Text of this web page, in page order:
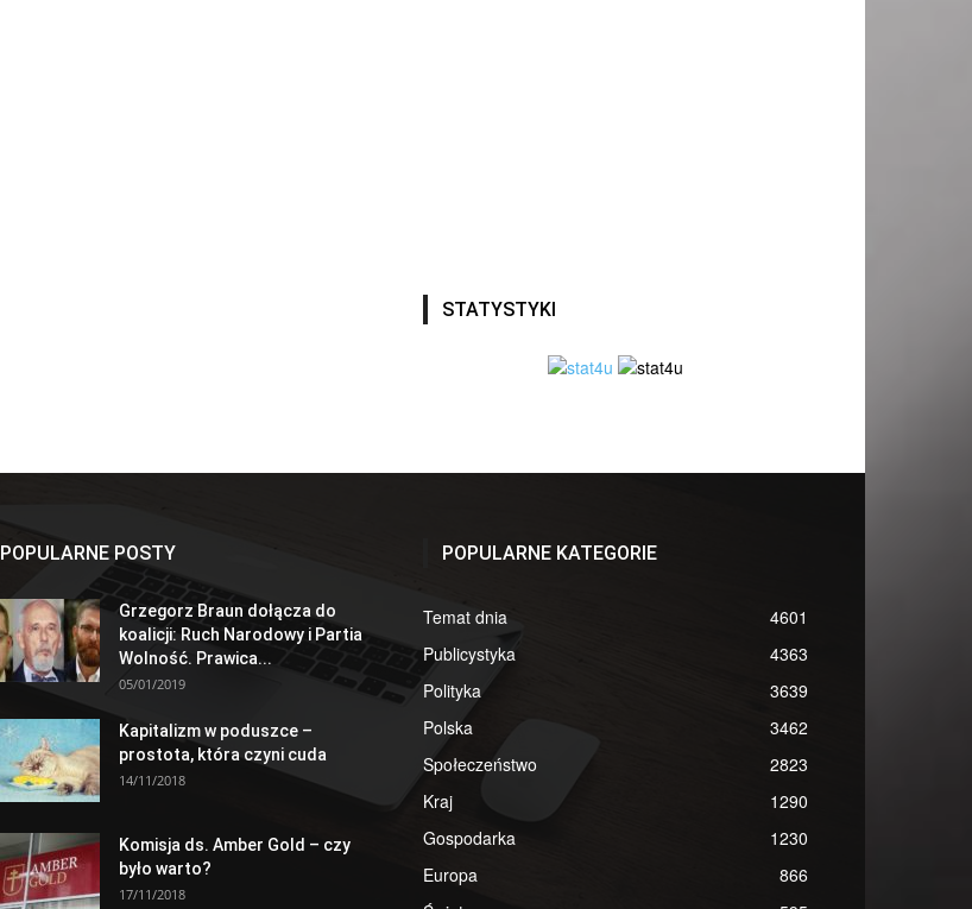
STATYSTYKI
POPULARNE POSTY
Grzegorz Braun dołącza do
koalicji: Ruch Narodowy i Partia
Wolność. Prawica...
05/01/2019
Kapitalizm w poduszce –
prostota, która czyni cuda
14/11/2018
Komisja ds. Amber Gold – czy
było warto?
17/11/2018
POPULARNE KATEGORIE
Temat dnia
4601
Publicystyka
4363
Polityka
3639
Polska
3462
Społeczeństwo
2823
Kraj
1290
Gospodarka
1230
Europa
866